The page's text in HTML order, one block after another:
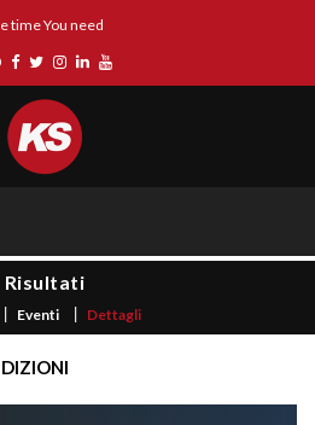
time You need
Risultati
Eventi Dettagli